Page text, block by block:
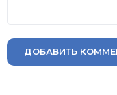
ДОБАВИТЬ